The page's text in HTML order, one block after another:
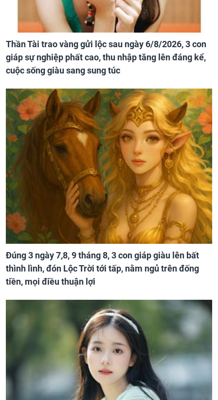
Thần Tài trao vàng gửi lộc sau ngày 6/8/2026, 3 con
giáp sự nghiệp phất cao, thu nhập tăng lên đáng kể,
cuộc sống giàu sang sung túc
Đúng 3 ngày 7,8, 9 tháng 8, 3 con giáp giàu lên bất
thình lình, đón Lộc Trời tới tấp, nằm ngủ trên đống
tiền, mọi điều thuận lợi